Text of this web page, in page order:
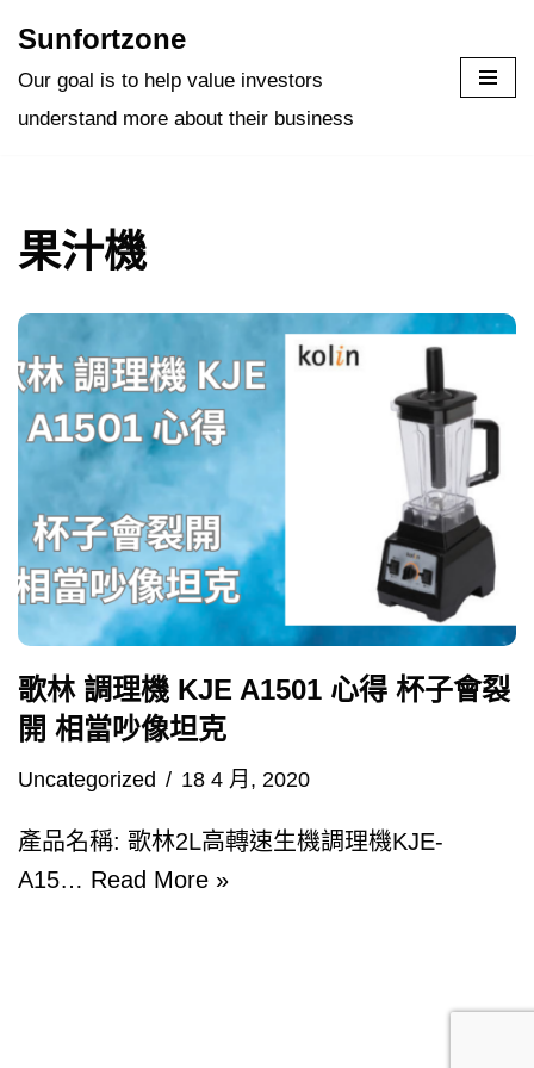
Skip
Sunfortzone
Our goal is to help value investors
understand more about their business
果汁機
歌林 調理機 KJE A1501 心得 杯子會裂
開 相當吵像坦克
Uncategorized 18 4 月, 2020
產品名稱: 歌林2L高轉速生機調理機KJE-
A15… Read More »